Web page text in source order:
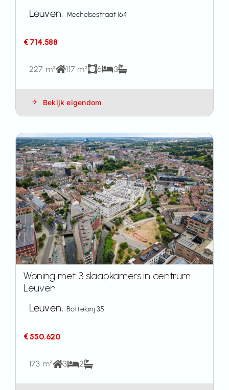
Leuven, Mechelsestraat 164
€ 714.588
227 m² 117 m² 6 3
Bekijk eigendom
Woning met 3 slaapkamers in centrum
Leuven
Leuven, Bottelarij 35
€ 550.620
173 m² 3 2